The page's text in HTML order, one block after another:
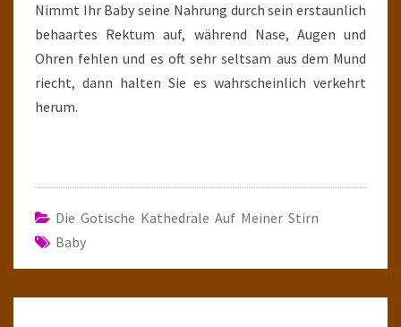
Nimmt Ihr Baby seine Nahrung durch sein erstaunlich
behaartes Rektum auf, während Nase, Augen und
Ohren fehlen und es oft sehr seltsam aus dem Mund
riecht, dann halten Sie es wahrscheinlich verkehrt
herum.
Die Gotische Kathedrale Auf Meiner Stirn
Baby